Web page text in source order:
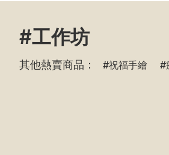
#工作坊
其他熱賣商品： 祝福手繪